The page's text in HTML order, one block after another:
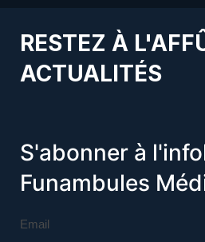
RESTEZ À
ACTUALITÉS
S'abonner à
Funambules
Email